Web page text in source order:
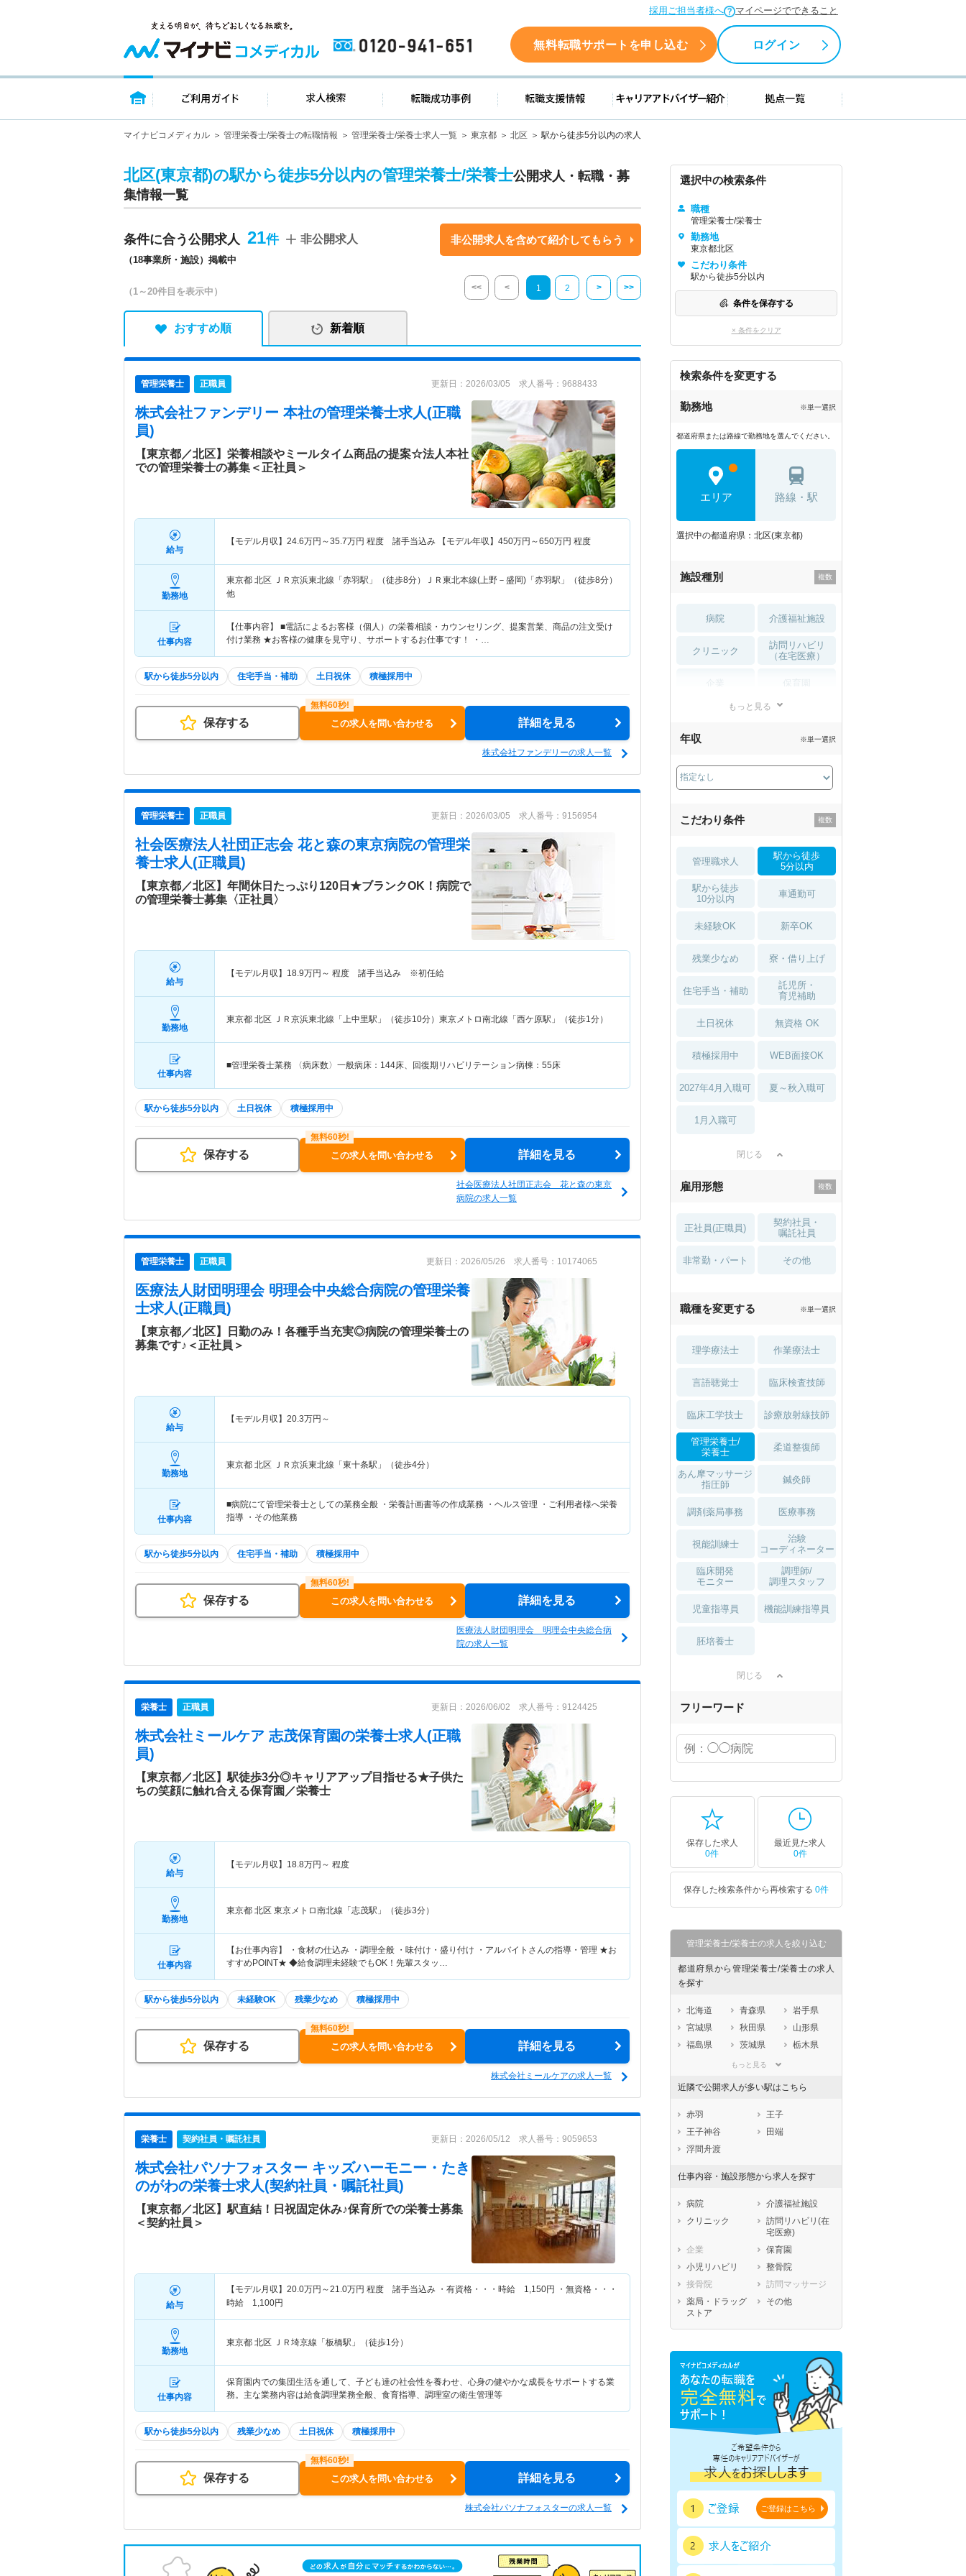
採用ご担当者様へ マイページでできること
0120-941-651 無料転職サポートを申し込む ログイン
トップページ ご利用ガイド 求人検索 転職成功事例 転職支援情報 キャリアアドバイザー紹介 拠点一覧
マイナビコメディカル 管理栄養士/栄養士の転職情報 管理栄養士/栄養士求人一覧 東京都 北区 駅から徒歩5分以内の求人
北区(東京都)の駅から徒歩5分以内の管理栄養士/栄養士公開求人・転職・募
集情報一覧
条件に合う公開求人 21
（18事業所・施設）掲載中
非公開求人 非公開求人を含めて紹介してもらう
（1～20件目を表示中） << < 1 2 > >>
おすすめ順 新着順
管理栄養士 正職員 更新日：2026/03/05 求人番号：9688433
株式会社ファンデリー 本社の管理栄養士求人(正職
員)
【東京都／北区】栄養相談やミールタイム商品の提案☆法人本社
での管理栄養士の募集＜正社員＞
給与
【モデル月収】 24.6万円～35.7万円 程度 諸手当込み 【モデル年収】 450万円～650万円 程度
勤務地
東京都 北区 ＪＲ京浜東北線「赤羽駅」（徒歩8分）ＪＲ東北本線(上野－盛岡)「赤羽駅」（徒歩8分）
他
仕事内容
【仕事内容】 ■電話によるお客様（個人）の栄養相談・カウンセリング、提案営業、商品の注文受け
付け業務 ★お客様の健康を見守り、サポートするお仕事です！ ・…
駅から徒歩5分以内 住宅手当・補助 土日祝休 積極採用中
保存する この求人を問い合わせる 詳細を見る
株式会社ファンデリーの求人一覧
管理栄養士 正職員 更新日：2026/03/05 求人番号：9156954
社会医療法人社団正志会 花と森の東京病院の管理栄
養士求人(正職員)
【東京都／北区】年間休日たっぷり120日★ブランクOK！病院で
の管理栄養士募集〈正社員〉
給与
【モデル月収】 18.9万円～ 程度 諸手当込み ※初任給
勤務地
東京都 北区 ＪＲ京浜東北線「上中里駅」（徒歩10分）東京メトロ南北線「西ケ原駅」（徒歩1分）
仕事内容
■管理栄養士業務 〈病床数〉一般病床：144床、回復期リハビリテーション病棟：55床
駅から徒歩5分以内 土日祝休 積極採用中
保存する この求人を問い合わせる 詳細を見る
社会医療法人社団正志会 花と森の東京
病院の求人一覧
管理栄養士 正職員 更新日：2026/05/26 求人番号：10174065
医療法人財団明理会 明理会中央総合病院の管理栄養
士求人(正職員)
【東京都／北区】日勤のみ！各種手当充実◎病院の管理栄養士の
募集です♪＜正社員＞
給与
【モデル月収】 20.3万円～
勤務地
東京都 北区 ＪＲ京浜東北線「東十条駅」（徒歩4分）
仕事内容
■病院にて管理栄養士としての業務全般 ・栄養計画書等の作成業務 ・ヘルス管理 ・ご利用者様へ栄養
指導 ・その他業務
駅から徒歩5分以内 住宅手当・補助 積極採用中
保存する この求人を問い合わせる 詳細を見る
医療法人財団明理会 明理会中央総合病
院の求人一覧
栄養士 正職員 更新日：2026/06/02 求人番号：9124425
株式会社ミールケア 志茂保育園の栄養士求人(正職
員)
【東京都／北区】駅徒歩3分◎キャリアアップ目指せる★子供た
ちの笑顔に触れ合える保育園／栄養士
給与
【モデル月収】 18.8万円～ 程度
勤務地
東京都 北区 東京メトロ南北線「志茂駅」（徒歩3分）
仕事内容
【お仕事内容】 ・食材の仕込み ・調理全般 ・味付け・盛り付け ・アルバイトさんの指導・管理 ★お
すすめPOINT★ ◆給食調理未経験でもOK！先輩スタッ…
駅から徒歩5分以内 未経験OK 残業少なめ 積極採用中
保存する この求人を問い合わせる 詳細を見る
株式会社ミールケアの求人一覧
栄養士 契約社員・嘱託社員 更新日：2026/05/12 求人番号：9059653
株式会社パソナフォスター キッズハーモニー・たき
のがわの栄養士求人(契約社員・嘱託社員)
【東京都／北区】駅直結！日祝固定休み♪保育所での栄養士募集
＜契約社員＞
給与
【モデル月収】 20.0万円～21.0万円 程度 諸手当込み ・有資格・・・時給 1,150円 ・無資格・・・
時給 1,100円
勤務地
東京都 北区 ＪＲ埼京線「板橋駅」（徒歩1分）
仕事内容
保育園内での集団生活を通して、子ども達の社会性を養わせ、心身の健やかな成長をサポートする業
務。主な業務内容は給食調理業務全般、食育指導、調理室の衛生管理等
駅から徒歩5分以内 残業少なめ 土日祝休 積極採用中
保存する この求人を問い合わせる 詳細を見る
株式会社パソナフォスターの求人一覧
選択中の検索条件
職種
管理栄養士/栄養士
勤務地
東京都北区
こだわり条件
駅から徒歩5分以内
条件を保存する
× 条件をクリア
検索条件を変更する
勤務地 ※単一選択
都道府県または路線で勤務地を選んでください。
エリア 路線・駅
選択中の都道府県：北区(東京都)
施設種別
病院 介護福祉施設
クリニック
訪問リハビリ
（在宅医療）
薬局・
もっと見る
年収 ※単一選択
こだわり条件
管理職求人
駅から徒歩
5分以内
駅から徒歩
10分以内
車通勤可
未経験OK 新卒OK
残業少なめ 寮・借り上げ
住宅手当・補助
託児所・
育児補助
土日祝休 無資格 OK
積極採用中 WEB面接OK
2027年4月入職可 夏～秋入職可
1月入職可
閉じる
雇用形態
正社員(正職員)
契約社員・
嘱託社員
非常勤・パート その他
職種を変更する ※単一選択
理学療法士 作業療法士
言語聴覚士 臨床検査技師
臨床工学技士 診療放射線技師
管理栄養士/
栄養士
柔道整復師
あん摩マッサージ
指圧師
鍼灸師
調剤薬局事務 医療事務
視能訓練士
治験
コーディネーター
臨床開発
モニター
調理師/
調理スタッフ
児童指導員 機能訓練指導員
胚培養士
閉じる
フリーワード
保存した求人
0件
最近見た求人
0件
保存した検索条件から再検索する 0件
管理栄養士/栄養士の求人を絞り込む
都道府県から管理栄養士/栄養士の求人
を探す
北海道 青森県
岩手県
宮城県
秋田県
山形県
福島県
茨城県
栃木県
埼玉県
石川県
福井県
静岡県
愛知県
滋賀県
鳥取県
島根県
岡山県
広島県
山口県
徳島県
香川県
愛媛県
高知県
長崎県
熊本県
大分県
鹿児島県
沖縄県
もっと見る
近隣で公開求人が多い駅はこちら
赤羽
王子
王子神谷
田端
浮間舟渡
仕事内容・施設形態から求人を探す
病院
介護福祉施設
クリニック
訪問リハビリ(在
宅医療)
企業
保育園
小児リハビリ
整骨院
接骨院
訪問マッサージ
薬局・ドラッグ
ストア
その他
ご登録はこちら